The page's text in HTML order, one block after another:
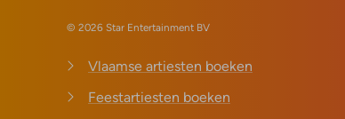
© 2026 Star Entertainment BV
Vlaamse artiesten boeken
Feestartiesten boeken